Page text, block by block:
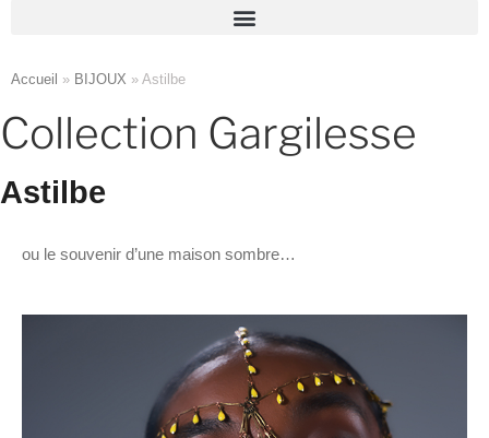
Accueil » BIJOUX » Astilbe
Collection Gargilesse
Astilbe
ou le souvenir d’une maison sombre…